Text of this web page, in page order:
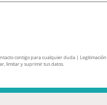
contigo para cualquier duda |
limitar y suprimir tus datos.